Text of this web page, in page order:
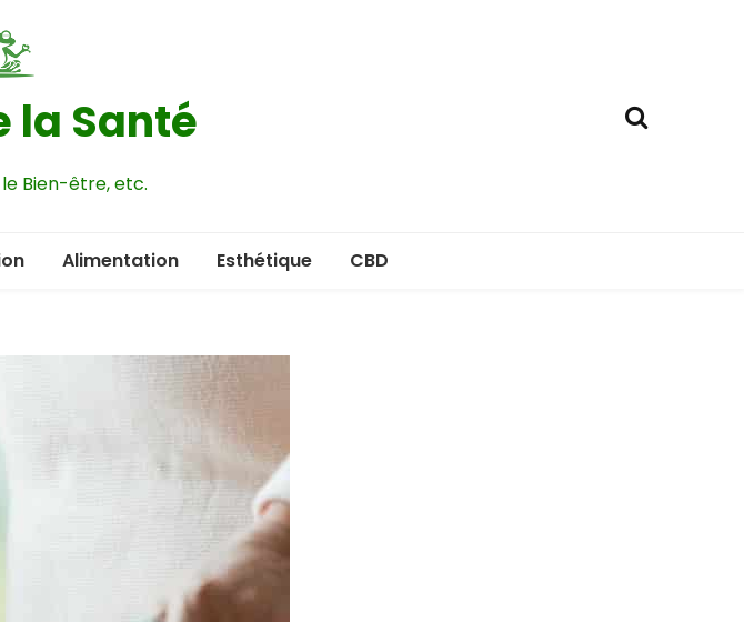
la Santé
Bien-être, etc.
Alimentation Esthétique CBD